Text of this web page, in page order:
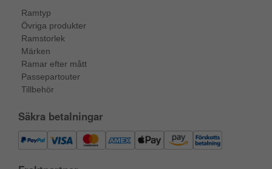
Ramtyp
Övriga produkter
Ramstorlek
Märken
Ramar efter mått
Passepartouter
Tillbehör
Säkra betalningar